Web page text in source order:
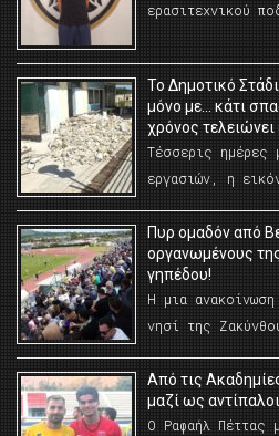
ερασιτεχνικού
Το Δημοτικό
μόνο με… κάτι
χρόνος τελειώνει
Τέσσερις ημέρες
εργασιών, η
Πυρ ομαδόν από
οργανωμένους
γηπέδου!
Η μια
νησί της
Από τις
μαζί ως
Ο Ραφαήλ Πέττας